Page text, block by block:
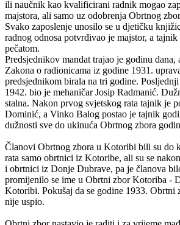
ili naučnik kao kvalificirani radnik mogao
majstora, ali samo uz odobrenja Obrtnog
Svako zaposlenje unosilo se u djetičku
radnog odnosa potvrđivao je majstor, a
pečatom.
Predsjednikov mandat trajao je godinu dana,
Zakona o radionicama iz godine 1931.
predsjednikom birala na tri godine.
1942. bio je mehaničar Josip Radmanić.
stalna. Nakon prvog svjetskog rata tajnik je
Dominić, a Vinko Balog postao je tajnik
dužnosti sve do ukinuća Obrtnog zbora
Članovi Obrtnog zbora u Kotoribi bili su do
rata samo obrtnici iz Kotoribe, ali su se
i obrtnici iz Donje Dubrave, pa je članova
promijenilo se ime u Obrtni zbor Kotoriba -
Kotoribi. Pokušaj da se godine 1933. Obrtni
nije uspio.